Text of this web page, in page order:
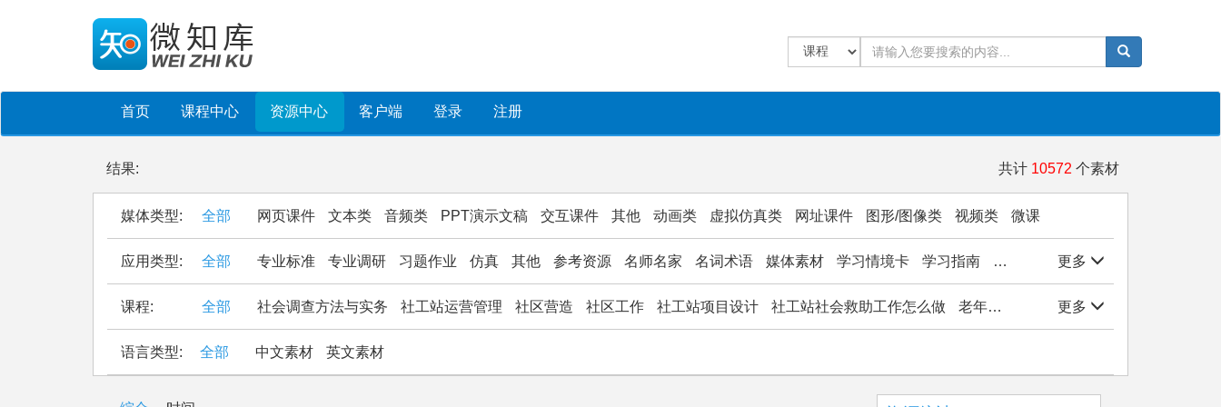
首页 课程中心 资源中心 客户端 登录 注册
结果: 共计 10572 个素材
媒体类型: 全部 网页课件 文本类 音频类 PPT演示文稿 交互课件 其他 动画类 虚拟仿真类 网址课件 图形/图像类 视频类 微课
应用类型: 全部 专业标准 专业调研 习题作业 仿真 其他 参考资源 名师名家 名词术语 媒体素材 学习情境卡 学习指南 学生作品 实验/实训/实习
更多
课程: 全部 社会调查方法与实务 社工站运营管理 社区营造 社区工作 社工站项目设计 社工站社会救助工作怎么做 老年社会工作 社会学基础
更多
语言类型: 全部 中文素材 英文素材